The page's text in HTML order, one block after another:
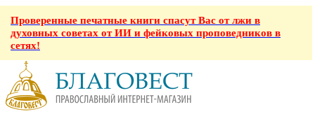
Проверенные печатные книги спасут Вас от лжи в
духовных советах от ИИ и фейковых проповедников в
сетях!